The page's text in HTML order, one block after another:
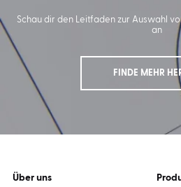
Schau dir den Leitfaden zur Auswahl
an
FINDE MEHR
Über uns